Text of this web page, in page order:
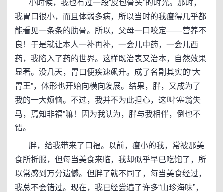
小时候，我也有过一段“皮包骨头”的时光。那时，
我胃口很小，而且体弱多病，所以当时的我瘦得几乎都
能看见一条条的肋骨。所以，父母一口咬定——营养不
良！于是就让本人一补再补，一会儿中药，一会儿西
药，我陷入了药的世界。这样既治表又治本，自然效果
显著。没几天，胃口便疾速飙升。成了名副其实的“大
胃王”，体形也开始向横向发展。结果，胖，又成为了
我的一大烦恼。不过，我并不为此担心，这叫“塞翁失
马，焉知非福”嘛！因为我认为，胖与我相伴，倒也不
错。
胖，给我带来了口福。以前，瘦小的我，常被那美
食所折服，但每当美食来临，我却似乎早已吃饱了，所
以常感到万分遗憾。但胖了就不同了，每当美食经过，
我总不会错过。现在，我已经尝遍了许多“山珍海味”，